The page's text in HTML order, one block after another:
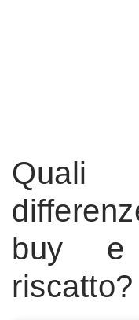
buy e
riscatto?